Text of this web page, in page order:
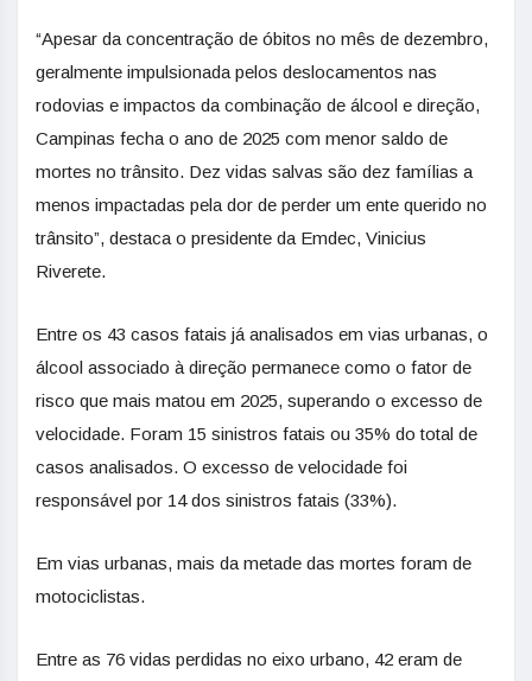
“Apesar da concentração de óbitos no mês de dezembro,
geralmente impulsionada pelos deslocamentos nas
rodovias e impactos da combinação de álcool e direção,
Campinas fecha o ano de 2025 com menor saldo de
mortes no trânsito. Dez vidas salvas são dez famílias a
menos impactadas pela dor de perder um ente querido no
trânsito”, destaca o presidente da Emdec, Vinicius
Riverete.
Entre os 43 casos fatais já analisados em vias urbanas, o
álcool associado à direção permanece como o fator de
risco que mais matou em 2025, superando o excesso de
velocidade. Foram 15 sinistros fatais ou 35% do total de
casos analisados. O excesso de velocidade foi
responsável por 14 dos sinistros fatais (33%).
Em vias urbanas, mais da metade das mortes foram de
motociclistas.
Entre as 76 vidas perdidas no eixo urbano, 42 eram de